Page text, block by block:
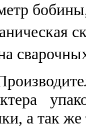
а так